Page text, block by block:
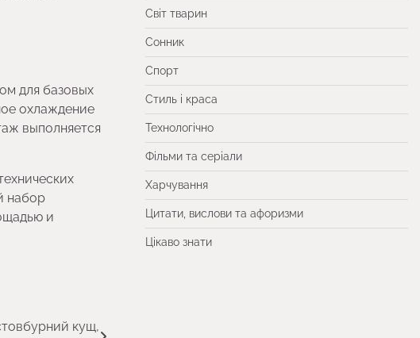
для базовых
охлаждение
выполняется
набор
и
кущ,
Світ тварин
Сонник
Спорт
Стиль і краса
Технологічно
Фільми та серіали
Харчування
Цитати, вислови та афоризми
Цікаво знати